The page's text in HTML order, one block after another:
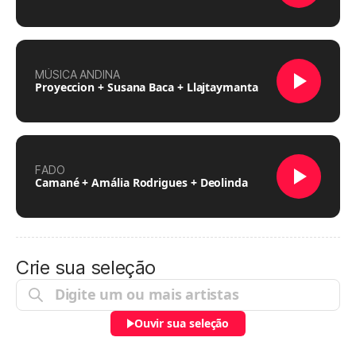
MÚSICA ANDINA
Proyeccion + Susana Baca + Llajtaymanta
FADO
Camané + Amália Rodrigues + Deolinda
Crie sua seleção
Ouvir sua seleção